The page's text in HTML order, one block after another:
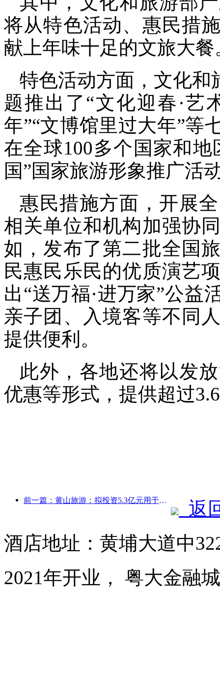
将从特色活动、惠民措
献上年味十足的文旅大餐
特色活动方面，文化和
题推出了“文化迎春·艺
年”“文博馆里过大年”等
在全球100多个国家和
国”国家旅游形象推广活
惠民措施方面，开展
相关单位和机构加强协
如，发布了第二批全国
民惠民乐民的优质演艺
出“送万福·进万家”公益
亲子团、入境客等不同
提供便利。
此外，各地还将以发
优惠等形式，提供超过
前一篇：黄山旅游：拟投资5.3亿元用于酒店改造
返
酒店地址：黄埔大道中
2021年开业， 粤大金